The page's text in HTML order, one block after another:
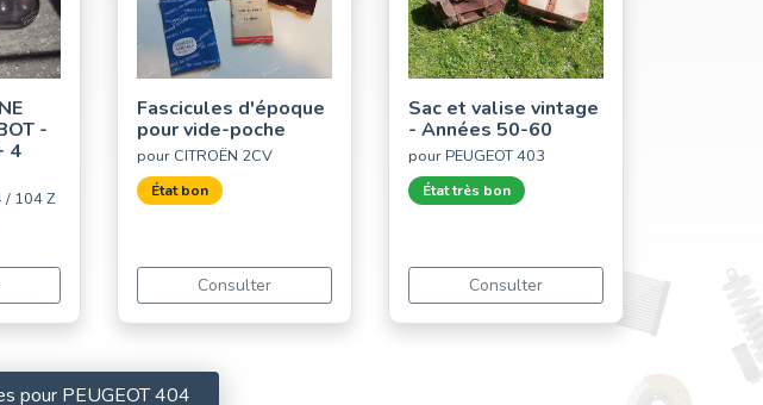
-
4
/ 104 Z
Fascicules d'époque
pour vide-poche
pour CITROËN 2CV
État bon
Consulter
Sac et valise vintage
- Années 50-60
pour PEUGEOT 403
État très bon
Consulter
pour PEUGEOT 404